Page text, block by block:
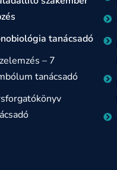
tanácsadó
– 7
tanácsadó